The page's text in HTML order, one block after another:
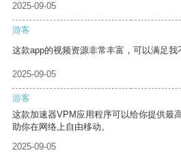
2025-09-05
游客
这款app的视频资源非常丰富，可以满足我
2025-09-05
游客
这款加速器VPM应用程序可以给你提供最
助你在网络上自由移动。
2025-09-05